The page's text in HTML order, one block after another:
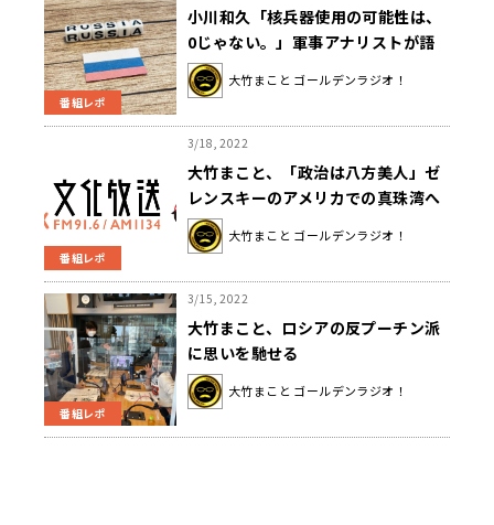
番組レポ
小川和久「核兵器使用の可能性は、
0じゃない。」軍事アナリストが語
る、ロシア軍の今
大竹まこと ゴールデンラジオ！
番組レポ
3/18, 2022
大竹まこと、「政治は八方美人」ゼ
レンスキーのアメリカでの真珠湾へ
の言及に、一定の理解
大竹まこと ゴールデンラジオ！
番組レポ
3/15, 2022
大竹まこと、ロシアの反プーチン派
に思いを馳せる
大竹まこと ゴールデンラジオ！